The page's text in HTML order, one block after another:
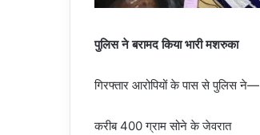
पुलिस ने बरामद किया भारी मशरुका
गिरफ्तार आरोपियों के पास से पुलिस ने—
करीब 400 ग्राम सोने के जेवरात